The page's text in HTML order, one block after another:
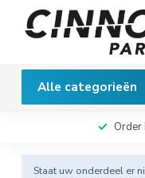
Alle categorieën
Order
Staat uw onderdeel er